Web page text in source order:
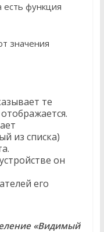
есть функция
значения
те
из списка)
он
его
«Видимый